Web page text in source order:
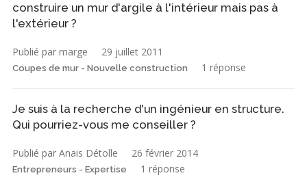
construire un mur d'argile à l'intérieur mais pas à
l'extérieur ?
Publié par marge 29 juillet 2011
Coupes de mur - Nouvelle construction 1 réponse
Je suis à la recherche d'un ingénieur en structure.
Qui pourriez-vous me conseiller ?
Publié par Anais Détolle 26 février 2014
Entrepreneurs - Expertise 1 réponse